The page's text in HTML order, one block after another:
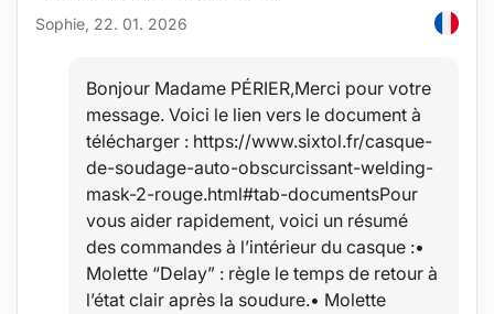
Sophie, 22. 01. 2026
Bonjour Madame PÉRIER,Merci pour votre
message. Voici le lien vers le document à
télécharger : https://www.sixtol.fr/casque-
de-soudage-auto-obscurcissant-welding-
mask-2-rouge.html#tab-documentsPour
vous aider rapidement, voici un résumé
des commandes à l’intérieur du casque :•
Molette “Delay” : règle le temps de retour à
l’état clair après la soudure.• Molette